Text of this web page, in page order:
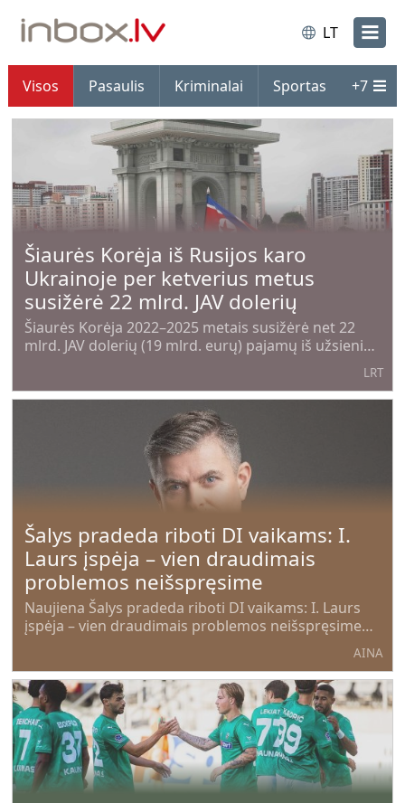
LT
Visos Pasaulis Kriminalai Sportas +7
Šiaurės Korėja iš Rusijos karo
Ukrainoje per ketverius metus
susižėrė 22 mlrd. JAV dolerių
Šiaurės Korėja 2022–2025 metais susižėrė net 22
mlrd. JAV dolerių (19 mlrd. eurų) pajamų iš užsienio,
kurias daugiausia gavo tiekdama Rusijai artilerijos
šaudmenis, siųsdama karius bei kitą karinę paramą
Maskvos karui Ukrainoje,
LRT
Šalys pradeda riboti DI vaikams: I.
Laurs įspėja – vien draudimais
problemos neišspręsime
Naujiena Šalys pradeda riboti DI vaikams: I. Laurs
įspėja – vien draudimais problemos neišspręsime
AINA